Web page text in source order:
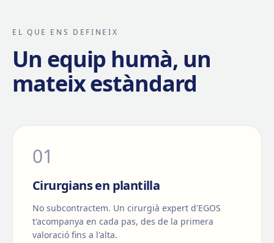
EL QUE ENS DEFINEIX
Un equip humà, un
mateix estàndard
01
Cirurgians en plantilla
No subcontractem. Un cirurgià expert d'EGOS
t'acompanya en cada pas, des de la primera
valoració fins a l'alta.